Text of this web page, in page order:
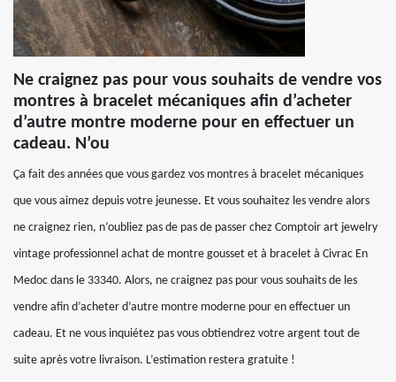
Ne craignez pas pour vous souhaits de vendre vos
montres à bracelet mécaniques afin d’acheter
d’autre montre moderne pour en effectuer un
cadeau. N’ou
Ça fait des années que vous gardez vos montres à bracelet mécaniques
que vous aimez depuis votre jeunesse. Et vous souhaitez les vendre alors
ne craignez rien, n’oubliez pas de pas de passer chez Comptoir art jewelry
vintage professionnel achat de montre gousset et à bracelet à Civrac En
Medoc dans le 33340. Alors, ne craignez pas pour vous souhaits de les
vendre afin d’acheter d’autre montre moderne pour en effectuer un
cadeau. Et ne vous inquiétez pas vous obtiendrez votre argent tout de
suite après votre livraison. L’estimation restera gratuite !